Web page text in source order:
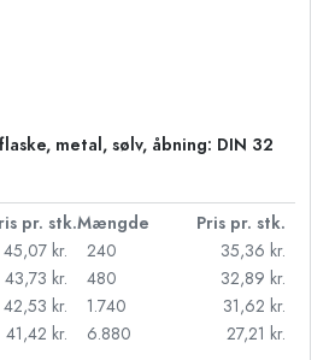
metal, sølv, åbning: DIN 32
pr. stk.Mængde
Pris pr. stk.
45,07 kr.
43,73 kr.
42,53 kr.
41,42 kr.
240
35,36 kr.
480
32,89 kr.
1.740
31,62 kr.
6.880
27,21 kr.